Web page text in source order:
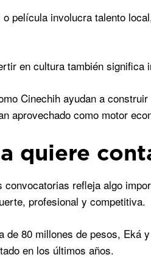
película involucra talento
en cultura también
Cinechih ayudan a
aprovechado como motor
quiere
convocatorias refleja algo
profesional y competitiva.
de 80 millones de pesos,
en los últimos años.